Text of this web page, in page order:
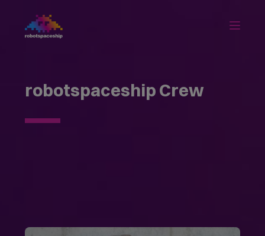
robotspaceship Crew